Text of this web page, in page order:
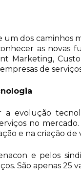
dos caminhos
as novas
Marketing,
de
a evolução
no
e na criação de
e pelos
São apenas 25